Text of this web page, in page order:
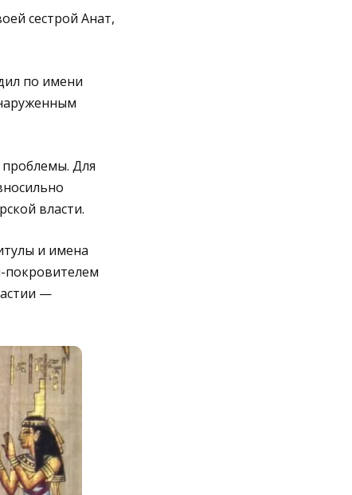
сестрой Анат,
по имени
Для
власти.
и имена
покровителем
—